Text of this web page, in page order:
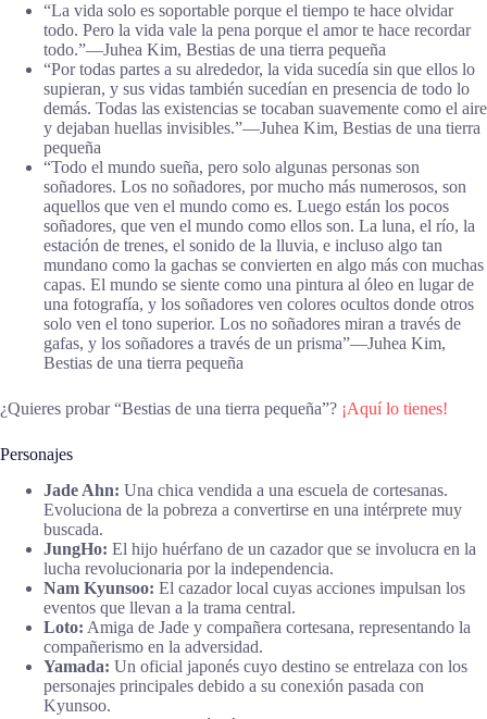
“La vida solo es soportable porque el tiempo te hace olvidar
todo. Pero la vida vale la pena porque el amor te hace recordar
todo.”―Juhea Kim, Bestias de una tierra pequeña
“Por todas partes a su alrededor, la vida sucedía sin que ellos lo
supieran, y sus vidas también sucedían en presencia de todo lo
demás. Todas las existencias se tocaban suavemente como el aire
y dejaban huellas invisibles.”―Juhea Kim, Bestias de una tierra
pequeña
“Todo el mundo sueña, pero solo algunas personas son
soñadores. Los no soñadores, por mucho más numerosos, son
aquellos que ven el mundo como es. Luego están los pocos
soñadores, que ven el mundo como ellos son. La luna, el río, la
estación de trenes, el sonido de la lluvia, e incluso algo tan
mundano como la gachas se convierten en algo más con muchas
capas. El mundo se siente como una pintura al óleo en lugar de
una fotografía, y los soñadores ven colores ocultos donde otros
solo ven el tono superior. Los no soñadores miran a través de
gafas, y los soñadores a través de un prisma”―Juhea Kim,
Bestias de una tierra pequeña
¿Quieres probar “Bestias de una tierra pequeña”? ¡Aquí lo tienes!
Personajes
Jade Ahn: Una chica vendida a una escuela de cortesanas.
Evoluciona de la pobreza a convertirse en una intérprete muy
buscada.
JungHo: El hijo huérfano de un cazador que se involucra en la
lucha revolucionaria por la independencia.
Nam Kyunsoo: El cazador local cuyas acciones impulsan los
eventos que llevan a la trama central.
Loto: Amiga de Jade y compañera cortesana, representando la
compañerismo en la adversidad.
Yamada: Un oficial japonés cuyo destino se entrelaza con los
personajes principales debido a su conexión pasada con
Kyunsoo.